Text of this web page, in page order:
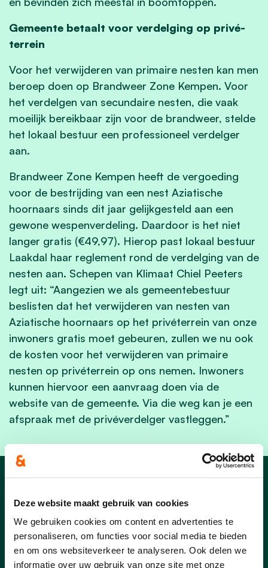
Deze website maakt gebruik van cookies
We gebruiken cookies om content en advertenties te
personaliseren, om functies voor social media te bieden
en om ons websiteverkeer te analyseren. Ook delen we
informatie over uw gebruik van onze site met onze
Gemeente betaalt voor verdelging op privé-
terrein
Voor het verwijderen van primaire nesten kan men
beroep doen op Brandweer Zone Kempen. Voor
het verdelgen van secundaire nesten, die vaak
moeilijk bereikbaar zijn voor de brandweer, stelde
het lokaal bestuur een professioneel verdelger
aan.
Brandweer Zone Kempen heeft de vergoeding
voor de bestrijding van een nest Aziatische
hoornaars sinds dit jaar gelijkgesteld aan een
gewone wespenverdeling. Daardoor is het niet
langer gratis (€49,97). Hierop past lokaal bestuur
Laakdal haar reglement rond de verdelging van de
nesten aan. Schepen van Klimaat Chiel Peeters
legt uit: “Aangezien we als gemeentebestuur
beslisten dat het verwijderen van nesten van
Aziatische hoornaars op het privéterrein van onze
inwoners gratis moet gebeuren, zullen we nu ook
de kosten voor het verwijderen van primaire
nesten op privéterrein op ons nemen. Inwoners
kunnen hiervoor een aanvraag doen via de
website van de gemeente. Via die weg kan je een
afspraak met de privéverdelger vastleggen.”
Nieuws uit Laakdal